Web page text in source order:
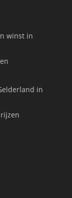
winst in
in